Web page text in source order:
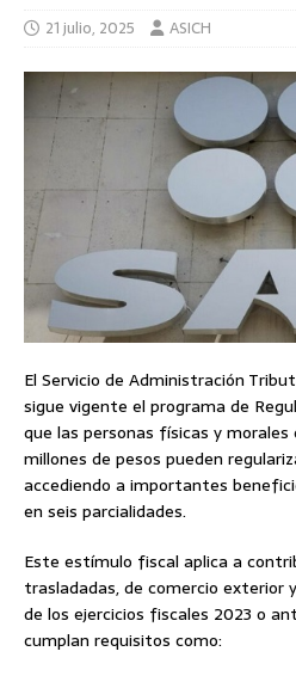
21 julio, 2025 ASICH
El Servicio de Administración
sigue vigente el programa de
que las personas físicas y
millones de pesos pueden
accediendo a importantes
en seis parcialidades.
Este estímulo fiscal aplica a
trasladadas, de comercio exterior
de los ejercicios fiscales 2023 o
cumplan requisitos como: